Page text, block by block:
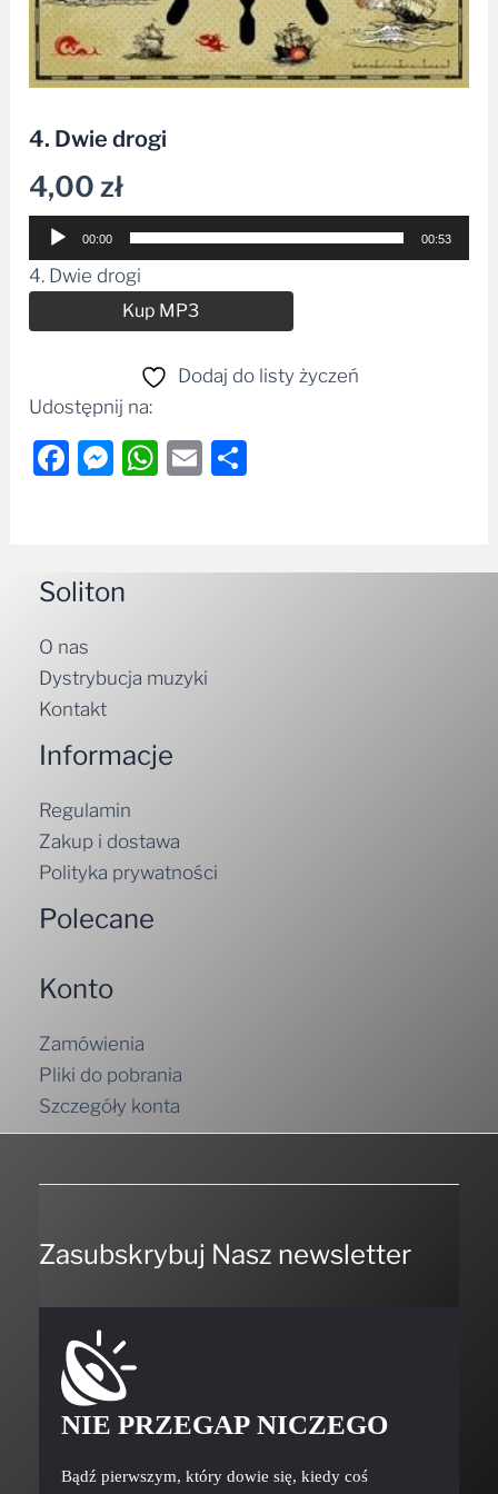
4. Dwie drogi
4,00zł
Odtwarzacz
plików
dźwiękowych
00:00 00:53
4. Dwie drogi
Kup MP3
Dodaj do listy życzeń
Udostępnij na:
Facebook
Messenger
WhatsApp
Email
Soliton
O nas
Dystrybucja muzyki
Kontakt
Informacje
Regulamin
Zakup i dostawa
Polityka prywatności
Polecane
Konto
Zamówienia
Pliki do pobrania
Szczegóły konta
Zasubskrybuj Nasz newsletter
NIE PRZEGAP NICZEGO
Bądź pierwszym, który dowie się, kiedy coś